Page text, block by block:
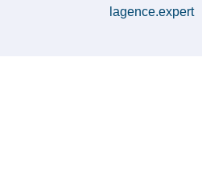
lagence.expert